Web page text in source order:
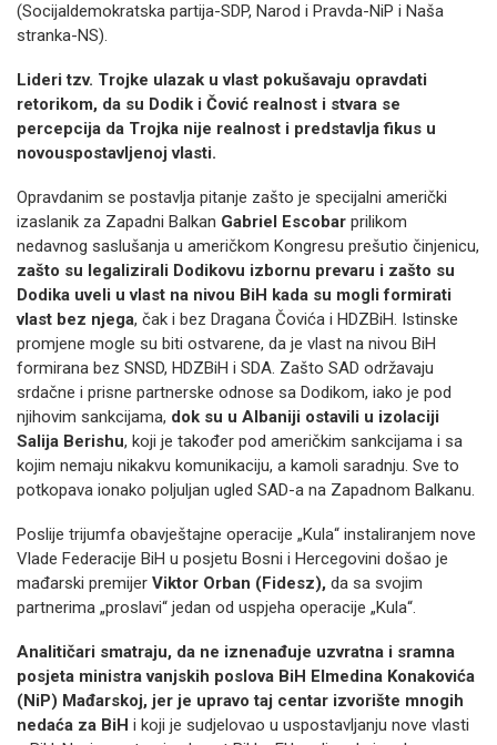
(Socijaldemokratska partija-SDP, Narod i Pravda-NiP i Naša
stranka-NS).
Lideri tzv. Trojke ulazak u vlast pokušavaju opravdati
retorikom, da su Dodik i Čović realnost i stvara se
percepcija da Trojka nije realnost i predstavlja fikus u
novouspostavljenoj vlasti.
Opravdanim se postavlja pitanje zašto je specijalni američki
izaslanik za Zapadni Balkan Gabriel Escobar prilikom
nedavnog saslušanja u američkom Kongresu prešutio činjenicu,
zašto su legalizirali Dodikovu izbornu prevaru i zašto su
Dodika uveli u vlast na nivou BiH kada su mogli formirati
vlast bez njega, čak i bez Dragana Čovića i HDZBiH. Istinske
promjene mogle su biti ostvarene, da je vlast na nivou BiH
formirana bez SNSD, HDZBiH i SDA. Zašto SAD održavaju
srdačne i prisne partnerske odnose sa Dodikom, iako je pod
njihovim sankcijama, dok su u Albaniji ostavili u izolaciji
Salija Berishu, koji je također pod američkim sankcijama i sa
kojim nemaju nikakvu komunikaciju, a kamoli saradnju. Sve to
potkopava ionako poljuljan ugled SAD-a na Zapadnom Balkanu.
Poslije trijumfa obavještajne operacije „Kula“ instaliranjem nove
Vlade Federacije BiH u posjetu Bosni i Hercegovini došao je
mađarski premijer Viktor Orban (Fidesz), da sa svojim
partnerima „proslavi“ jedan od uspjeha operacije „Kula“.
Analitičari smatraju, da ne iznenađuje uzvratna i sramna
posjeta ministra vanjskih poslova BiH Elmedina Konakovića
(NiP) Mađarskoj, jer je upravo taj centar izvorište mnogih
nedaća za BiH i koji je sudjelovao u uspostavljanju nove vlasti